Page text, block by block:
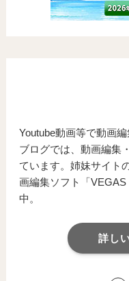
Youtube動画等で動画
ブログでは、動画編集
ています。姉妹サイト
画編集ソフト「
中。
詳し